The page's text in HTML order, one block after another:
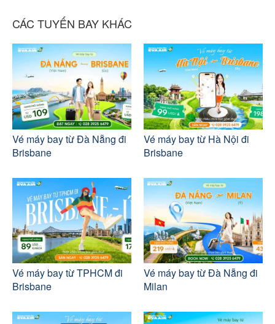
CÁC TUYẾN BAY KHÁC
Vé máy bay từ Đà Nẵng đi
Brisbane
Vé máy bay từ Hà Nội đi
Brisbane
Vé máy bay từ TPHCM đi
Brisbane
Vé máy bay từ Đà Nẵng đi
Milan